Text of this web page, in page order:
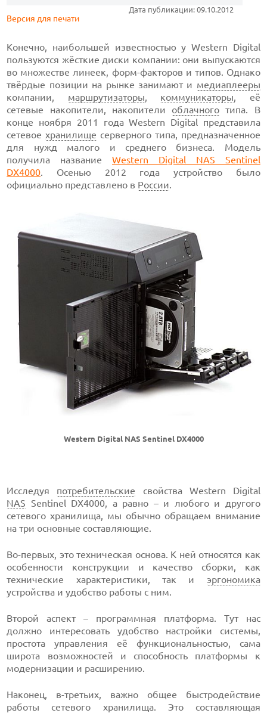
Дата публикации: 09.10.2012
Версия для печати
Конечно, наибольшей известностью у Western Digital
пользуются жёсткие диски компании: они выпускаются
во множестве линеек, форм-факторов и типов. Однако
твёрдые позиции на рынке занимают и медиаплееры
компании, маршрутизаторы, коммуникаторы, её
сетевые накопители, накопители облачного типа. В
конце ноября 2011 года Western Digital представила
сетевоехранилище серверного типа, предназначенное
для нужд малого и среднего бизнеса. Модель
получила названиеWestern Digital NAS Sentinel
DX4000. Осенью 2012 года устройство было
официально представлено в России.
Western Digital NAS Sentinel DX4000
Исследуя потребительские свойства Western Digital
NAS Sentinel DX4000, а равно – и любого и другого
сетевого хранилища, мы обычно обращаем внимание
на три основные составляющие.
Во-первых, это техническая основа. К ней относятся как
особенности конструкции и качество сборки, как
технические характеристики, так и эргономика
устройства и удобство работы с ним.
Второй аспект – программная платформа. Тут нас
должно интересовать удобство настройки системы,
простота управления её функциональностью, сама
широта возможностей и способность платформы к
модернизации и расширению.
Наконец, в-третьих, важно общее быстродействие
работы сетевого хранилища. Это составляющая